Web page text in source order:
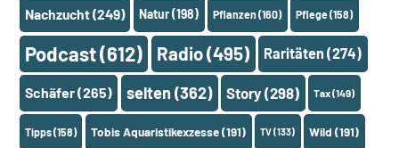
Nachzucht(249) Natur(198) Pflanzen(160) Pflege(158)
Podcast(612) Radio(495) Raritäten (274)
Schäfer(265) selten (362) Story (298) Tax(149)
Tipps(158) Tobis Aquaristikexzesse(191) TV(133) Wild (191)